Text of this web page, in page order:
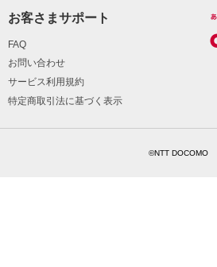
お客さまサポート
FAQ
お問い合わせ
サービス利用規約
特定商取引法に基づく表示
©NTT DOCOMO